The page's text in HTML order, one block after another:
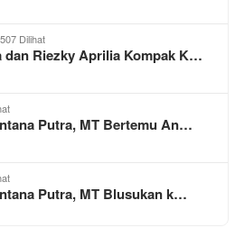
Dilihat
dan Riezky Aprilia Kompak K…
Putra, MT Bertemu An…
Putra, MT Blusukan k…